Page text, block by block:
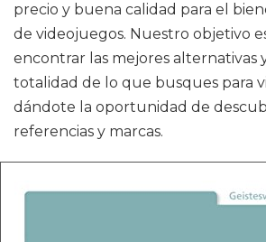
precio y buena calidad para el
de videojuegos. Nuestro objetivo
encontrar las mejores alternativas
totalidad de lo que busques para
dándote la oportunidad de
referencias y marcas.